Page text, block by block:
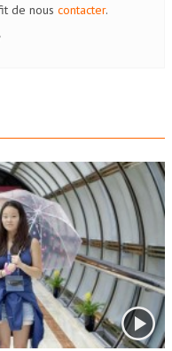
de nous contacter.